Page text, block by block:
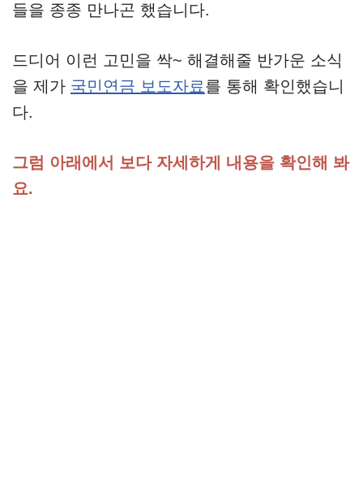
들을 종종 만나곤 했습니다.
드디어 이런 고민을 싹~ 해결해줄 반가운 소식
을 제가 국민연금 보도자료를 통해 확인했습니
다.
그럼 아래에서 보다 자세하게 내용을 확인해 봐
요.